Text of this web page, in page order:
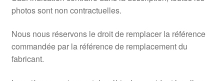
photos sont non contractuelles.
Nous nous réservons le droit de remplacer la référence
commandée par la référence de remplacement du
fabricant.